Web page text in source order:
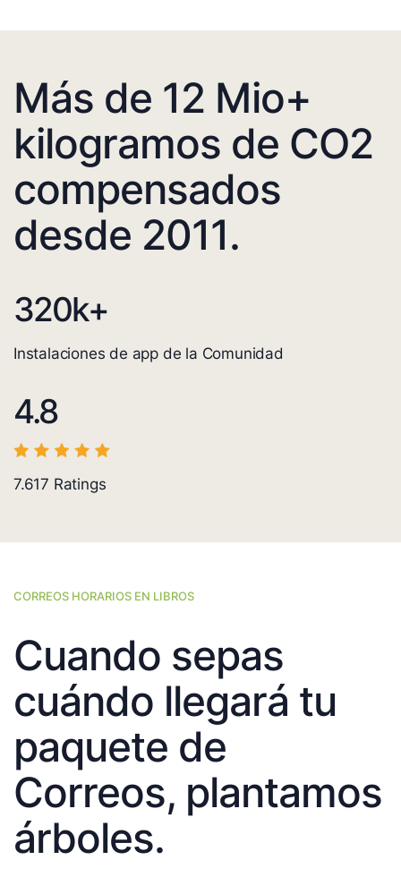
Más de 12 Mio+
kilogramos de CO2
compensados
desde 2011.
320k+
Instalaciones de app de la Comunidad
4.8
7.617 Ratings
CORREOS HORARIOS EN LIBROS
Cuando sepas
cuándo llegará tu
paquete de
Correos, plantamos
árboles.